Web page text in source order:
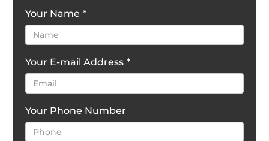
Your Name *
Your E-mail Address *
Your Phone Number